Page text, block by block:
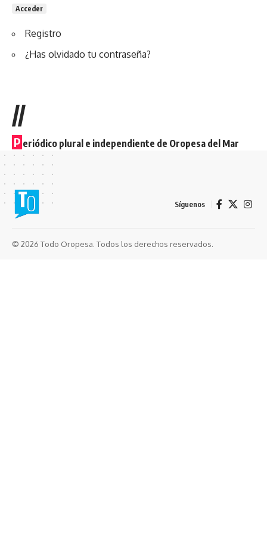
Acceder
Registro
¿Has olvidado tu contraseña?
//
P eriódico plural e independiente de Oropesa del Mar
Síguenos
© 2026 Todo Oropesa. Todos los derechos reservados.